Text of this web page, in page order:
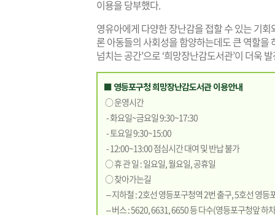
이용을 당부했다.
영유아에게 다양한 장난감을 접할 수 있는 기
론 아동들의 사회성을 함양하는데도 큰 역할을
넘치는 공간’으로 ‘희망장난감도서관’이 더욱
■ 영등포구청 희망장난감도서관 이용안내
○ 운영시간
- 화요일~금요일 9:30~17:30
- 토요일 9:30~15:00
- 12:00~13:00 점심시간 대여 및 반납 불가
○ 휴 관 일 : 일요일, 월요일, 공휴일
○ 찾아가는길
– 지하철 : 2호선 영등포구청역 2번 출구, 5호선 영등
– 버스 : 5620, 6631, 6650 등 다수(영등포구청앞 하